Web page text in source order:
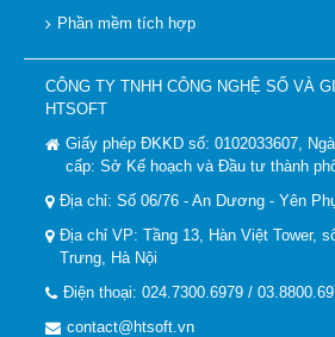
Phần mềm tích hợp
CÔNG TY TNHH CÔNG NGHỆ SỐ VÀ
HTSOFT
Giấy phép ĐKKD số: 0102033607,
cấp: Sở Kế hoạch và Đầu tư thành
Địa chỉ: Số 06/76 - An Dương - Yên
Địa chỉ VP: Tầng 13, Hàn Việt Tower,
Trưng, Hà Nội
Điện thoại: 024.7300.6979 /
contact@htsoft.vn